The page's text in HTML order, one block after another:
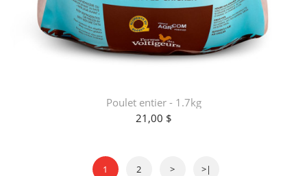
Poulet entier - 1.7kg
21,00 $
1 2 > >|